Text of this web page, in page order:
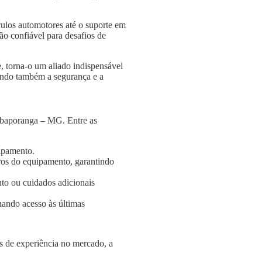
automotores até o suporte em
confiável para desafios de
torna-o um aliado indispensável
também a segurança e a
– MG. Entre as
do equipamento, garantindo
ou cuidados adicionais
acesso às últimas
de experiência no mercado, a